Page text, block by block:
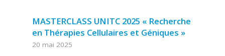
MASTERCLASS UNITC 2025 « Recherche
en Thérapies Cellulaires et Géniques »
20 mai 2025